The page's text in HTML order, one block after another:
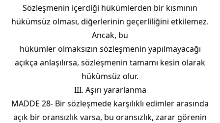
Sözleşmenin içerdiği hükümlerden bir kısmının
hükümsüz olması, diğerlerinin geçerliliğini etkilemez.
Ancak, bu
hükümler olmaksızın sözleşmenin yapılmayacağı
açıkça anlaşılırsa, sözleşmenin tamamı kesin olarak
hükümsüz olur.
III. Aşırı yararlanma
MADDE 28- Bir sözleşmede karşılıklı edimler arasında
açık bir oransızlık varsa, bu oransızlık, zarar görenin